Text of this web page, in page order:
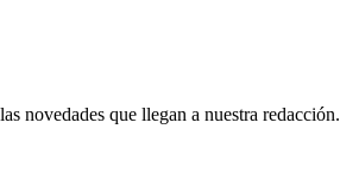
novedades que llegan a nuestra redacción.